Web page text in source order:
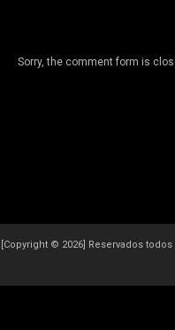
Sorry, the comment form is
[Copyright © 2026] Reservados